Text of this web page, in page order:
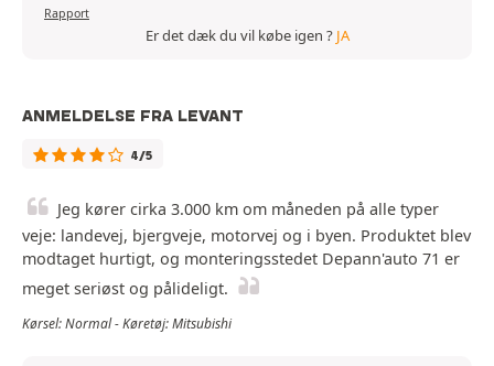
Rapport
Er det dæk du vil købe igen ? JA
ANMELDELSE FRA LEVANT
4/5
Jeg kører cirka 3.000 km om måneden på alle typer
veje: landevej, bjergveje, motorvej og i byen. Produktet blev
modtaget hurtigt, og monteringsstedet Depann'auto 71 er
meget seriøst og pålideligt.
Kørsel: Normal - Køretøj: Mitsubishi